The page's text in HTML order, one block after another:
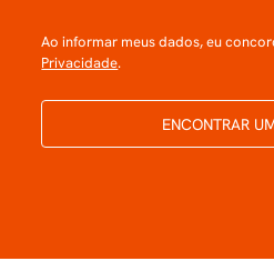
Ao informar meus dados, eu
Privacidade.
ENCONTRAR